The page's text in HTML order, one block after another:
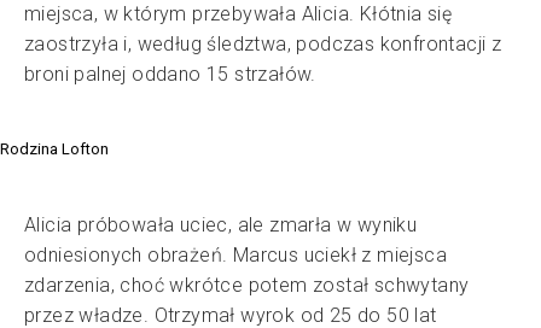
miejsca, w którym przebywała Alicia. Kłótnia się
zaostrzyła i, według śledztwa, podczas konfrontacji z
broni palnej oddano 15 strzałów.
Rodzina Lofton
Alicia próbowała uciec, ale zmarła w wyniku
odniesionych obrażeń. Marcus uciekł z miejsca
zdarzenia, choć wkrótce potem został schwytany
przez władze. Otrzymał wyrok od 25 do 50 lat